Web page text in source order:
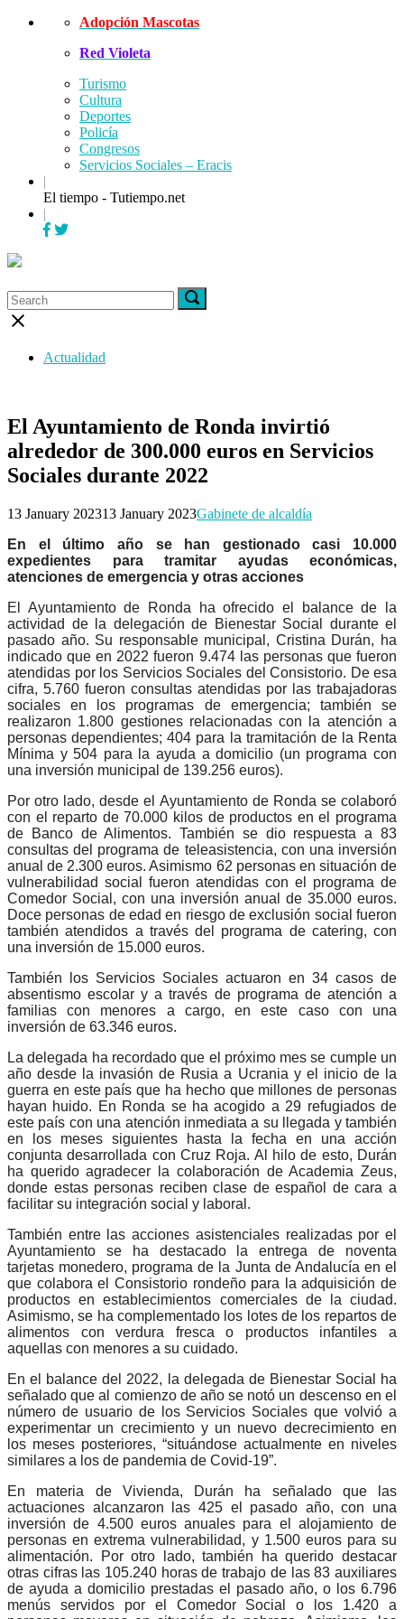
Skip
Adopción Mascotas
Red Violeta
Turismo
Cultura
Deportes
Policía
Congresos
Servicios Sociales – Eracis
|
El tiempo - Tutiempo.net
|
Menu
Search
for:
Search
for:
Search
Close
Actualidad
El Ayuntamiento de Ronda invirtió
alrededor de 300.000 euros en Servicios
Sociales durante 2022
13 January 202313 January 2023Gabinete de alcaldía
En el último año se han gestionado casi 10.000
expedientes para tramitar ayudas económicas,
atenciones de emergencia y otras acciones
El Ayuntamiento de Ronda ha ofrecido el balance de la
actividad de la delegación de Bienestar Social durante el
pasado año. Su responsable municipal, Cristina Durán, ha
indicado que en 2022 fueron 9.474 las personas que fueron
atendidas por los Servicios Sociales del Consistorio. De esa
cifra, 5.760 fueron consultas atendidas por las trabajadoras
sociales en los programas de emergencia; también se
realizaron 1.800 gestiones relacionadas con la atención a
personas dependientes; 404 para la tramitación de la Renta
Mínima y 504 para la ayuda a domicilio (un programa con
una inversión municipal de 139.256 euros).
Por otro lado, desde el Ayuntamiento de Ronda se colaboró
con el reparto de 70.000 kilos de productos en el programa
de Banco de Alimentos. También se dio respuesta a 83
consultas del programa de teleasistencia, con una inversión
anual de 2.300 euros. Asimismo 62 personas en situación de
vulnerabilidad social fueron atendidas con el programa de
Comedor Social, con una inversión anual de 35.000 euros.
Doce personas de edad en riesgo de exclusión social fueron
también atendidos a través del programa de catering, con
una inversión de 15.000 euros.
También los Servicios Sociales actuaron en 34 casos de
absentismo escolar y a través de programa de atención a
familias con menores a cargo, en este caso con una
inversión de 63.346 euros.
La delegada ha recordado que el próximo mes se cumple un
año desde la invasión de Rusia a Ucrania y el inicio de la
guerra en este país que ha hecho que millones de personas
hayan huido. En Ronda se ha acogido a 29 refugiados de
este país con una atención inmediata a su llegada y también
en los meses siguientes hasta la fecha en una acción
conjunta desarrollada con Cruz Roja. Al hilo de esto, Durán
ha querido agradecer la colaboración de Academia Zeus,
donde estas personas reciben clase de español de cara a
facilitar su integración social y laboral.
También entre las acciones asistenciales realizadas por el
Ayuntamiento se ha destacado la entrega de noventa
tarjetas monedero, programa de la Junta de Andalucía en el
que colabora el Consistorio rondeño para la adquisición de
productos en establecimientos comerciales de la ciudad.
Asimismo, se ha complementado los lotes de los repartos de
alimentos con verdura fresca o productos infantiles a
aquellas con menores a su cuidado.
En el balance del 2022, la delegada de Bienestar Social ha
señalado que al comienzo de año se notó un descenso en el
número de usuario de los Servicios Sociales que volvió a
experimentar un crecimiento y un nuevo decrecimiento en
los meses posteriores, “situándose actualmente en niveles
similares a los de pandemia de Covid-19”.
En materia de Vivienda, Durán ha señalado que las
actuaciones alcanzaron las 425 el pasado año, con una
inversión de 4.500 euros anuales para el alojamiento de
personas en extrema vulnerabilidad, y 1.500 euros para su
alimentación. Por otro lado, también ha querido destacar
otras cifras las 105.240 horas de trabajo de las 83 auxiliares
de ayuda a domicilio prestadas el pasado año, o los 6.796
menús servidos por el Comedor Social o los 1.420 a